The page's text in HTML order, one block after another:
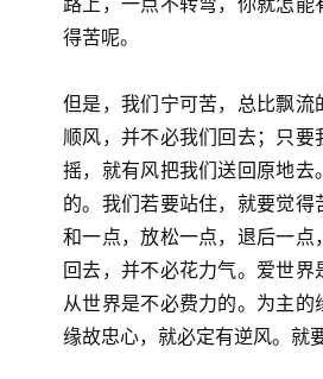
得苦呢。
但是，我们宁可苦，总比飘流
顺风，并不必我们回去；只要
摇，就有风把我们送回原地去
的。我们若要站住，就要觉得
和一点，放松一点，退后一点
回去，并不必花力气。爱世界
从世界是不必费力的。为主的
缘故忠心，就必定有逆风。就